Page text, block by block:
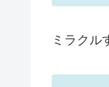
ミラクル